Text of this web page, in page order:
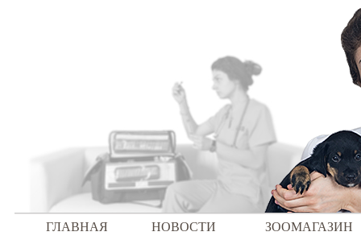
ГЛАВНАЯ НОВОСТИ ЗООМАГАЗИН